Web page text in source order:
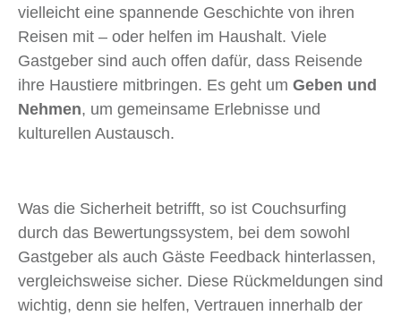
vielleicht eine spannende Geschichte von ihren
Reisen mit – oder helfen im Haushalt. Viele
Gastgeber sind auch offen dafür, dass Reisende
ihre Haustiere mitbringen. Es geht um Geben und
Nehmen, um gemeinsame Erlebnisse und
kulturellen Austausch.
Was die Sicherheit betrifft, so ist Couchsurfing
durch das Bewertungssystem, bei dem sowohl
Gastgeber als auch Gäste Feedback hinterlassen,
vergleichsweise sicher. Diese Rückmeldungen sind
wichtig, denn sie helfen, Vertrauen innerhalb der